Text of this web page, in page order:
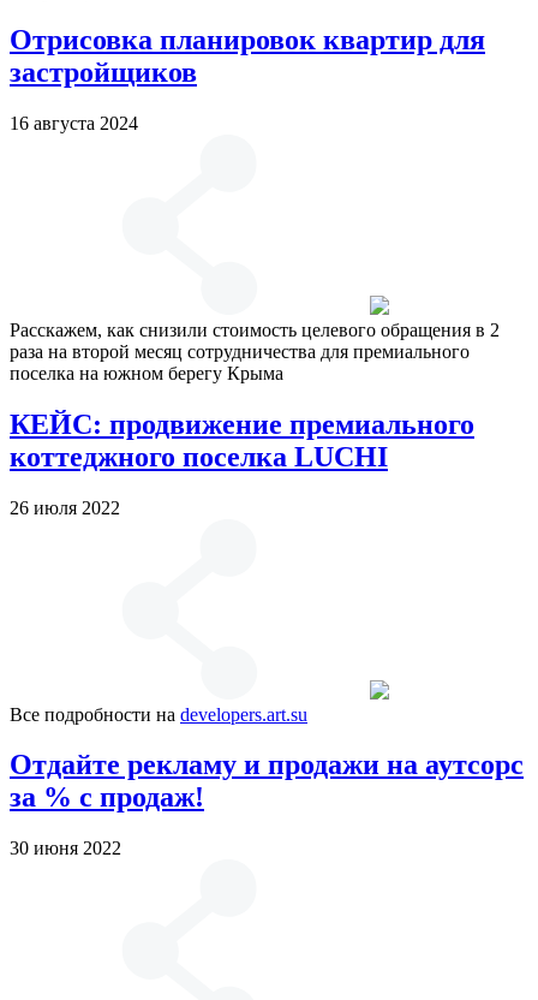
Отрисовка планировок квартир для
застройщиков
16 августа 2024
Расскажем, как снизили стоимость целевого обращения в 2
раза на второй месяц сотрудничества для премиального
поселка на южном берегу Крыма
КЕЙС: продвижение премиального
коттеджного поселка LUCHI
26 июля 2022
Все подробности на developers.art.su
Отдайте рекламу и продажи на аутсорс
за % с продаж!
30 июня 2022